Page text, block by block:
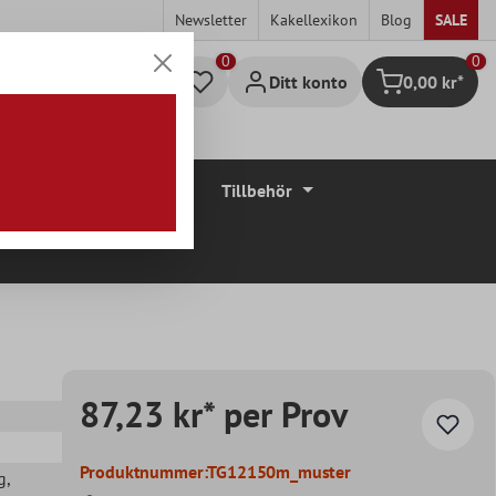
Newsletter Kakellexikon Blog SALE
Ditt konto Kundvagn
0
0,00 kr*
Tillbehör
,
87,23 kr* per Prov
Produktnummer:TG12150m_muster